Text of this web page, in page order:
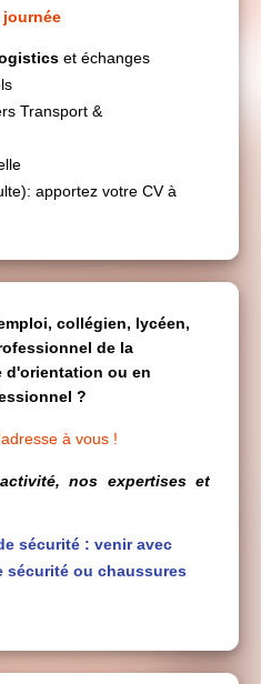
journée
et échanges
Transport &
apportez votre CV à
collégien, lycéen,
de la
d'orientation ou en
?
à vous !
nos expertises et
sécurité : venir avec
sécurité ou chaussures